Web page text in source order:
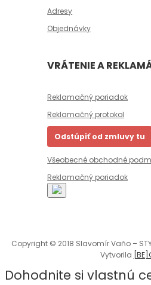
Adresy
Objednávky
VRÁTENIE A
Reklamačný poriadok
Reklamačný protokol
Odstúpiť od zmluvy tu
Všeobecné obchodné
Reklamačný poriadok
Copyright © 2018 Slavomír Vaňo –
Vytvorila
Dohodnite si vlastnú